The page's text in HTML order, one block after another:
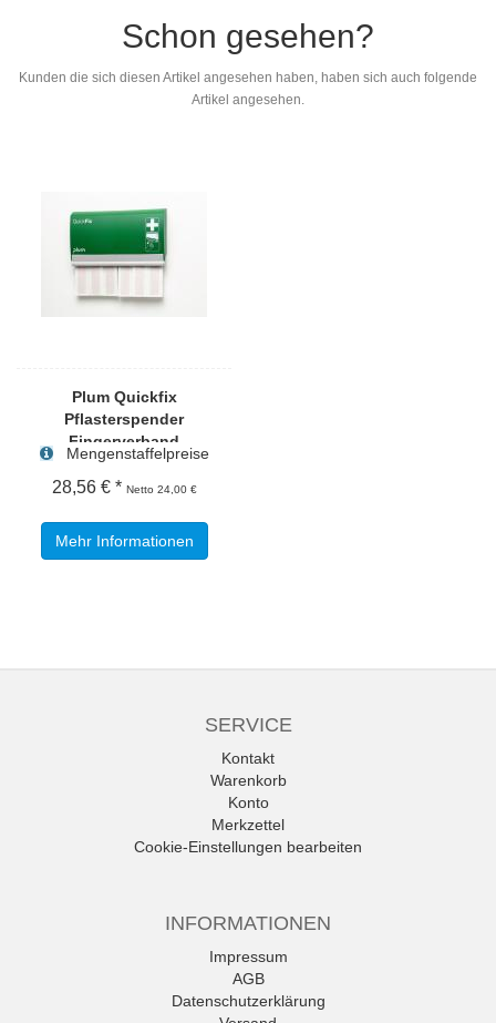
Schon gesehen?
Kunden die sich diesen Artikel angesehen haben, haben sich auch folgende
Artikel angesehen.
Plum Quickfix
Pflasterspender
Fingerverband
Mengenstaffelpreise
28,56 € * Netto 24,00 €
Mehr Informationen
SERVICE
Kontakt
Warenkorb
Konto
Merkzettel
Cookie-Einstellungen bearbeiten
INFORMATIONEN
Impressum
AGB
Datenschutzerklärung